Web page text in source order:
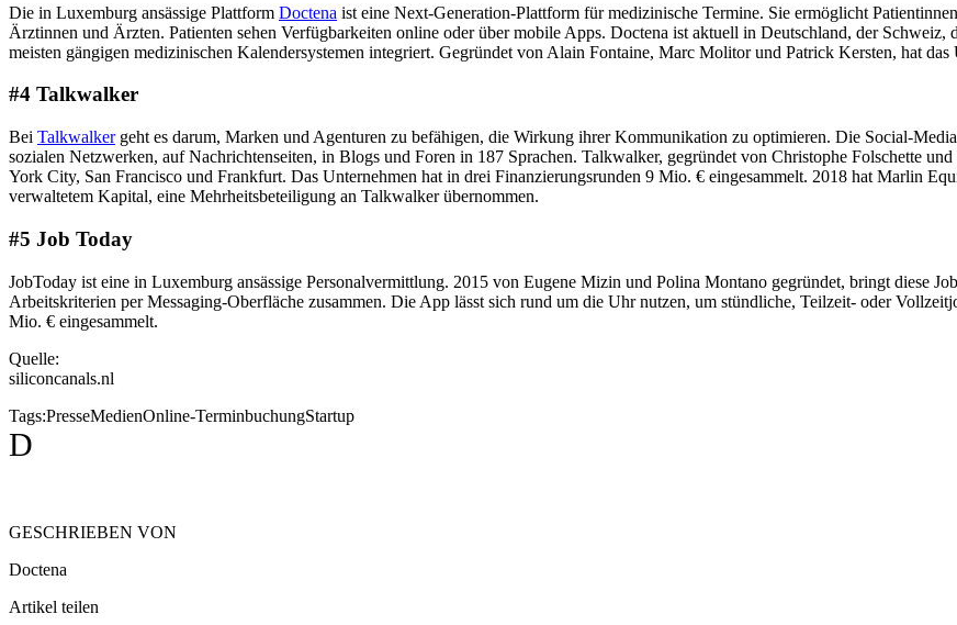
Die in Luxemburg ansässige Plattform Doctena ist eine Next-Generation-Plattform für medizinische Termine. Sie ermöglicht
Ärztinnen und Ärzten. Patienten sehen Verfügbarkeiten online oder über mobile Apps. Doctena ist aktuell in Deutschland, der
meisten gängigen medizinischen Kalendersystemen integriert. Gegründet von Alain Fontaine, Marc Molitor und Patrick Kersten, hat
#4 Talkwalker
Bei Talkwalkergeht es darum, Marken und Agenturen zu befähigen, die Wirkung ihrer Kommunikation zu optimieren. Die Social-
sozialen Netzwerken, auf Nachrichtenseiten, in Blogs und Foren in 187 Sprachen. Talkwalker, gegründet von Christophe Folschette
York City, San Francisco und Frankfurt. Das Unternehmen hat in drei Finanzierungsrunden 9 Mio. € eingesammelt. 2018 hat Marlin
verwaltetem Kapital, eine Mehrheitsbeteiligung an Talkwalker übernommen.
#5 Job Today
JobToday ist eine in Luxemburg ansässige Personalvermittlung. 2015 von Eugene Mizin und Polina Montano gegründet, bringt diese
Arbeitskriterien per Messaging-Oberfläche zusammen. Die App lässt sich rund um die Uhr nutzen, um stündliche, Teilzeit- oder
Mio. € eingesammelt.
Quelle:
siliconcanals.nl
Tags:PresseMedienOnline-TerminbuchungStartup
D
GESCHRIEBEN VON
Doctena
Artikel teilen